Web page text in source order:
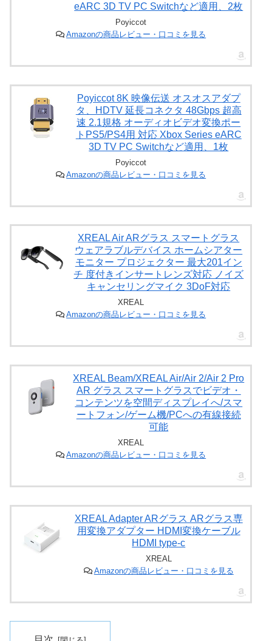
eARC 3D TV PC Switchなど適用、2枚
Poyiccot
Amazonの商品レビュー・口コミを見る
Poyiccot 8K 映像伝送 オスオスアダプ
タ、HDTV 延長コネクタ 48Gbps 超高
速 2.1規格 オーディオビデオ変換ポー
トPS5/PS4用 対応 Xbox Series eARC
3D TV PC Switchなど適用、1枚
Poyiccot
Amazonの商品レビュー・口コミを見る
XREAL Air ARグラス スマートグラス
ウェアラブルデバイス ホームシアター
モニター プロジェクター 最大201イン
チ 度付きインサートレンズ対応 ノイズ
キャンセリングマイク 3DoF対応
XREAL
Amazonの商品レビュー・口コミを見る
XREAL Beam/XREAL Air/Air 2/Air 2 Pro
AR グラス スマートグラスでビデオ・
コンテンツを空間ディスプレイへ/スマ
ートフォン/ゲーム機/PCへの有線接続
可能
XREAL
Amazonの商品レビュー・口コミを見る
XREAL Adapter ARグラス ARグラス専
用変換アダプター HDMI変換ケーブル
HDMI type-c
XREAL
Amazonの商品レビュー・口コミを見る